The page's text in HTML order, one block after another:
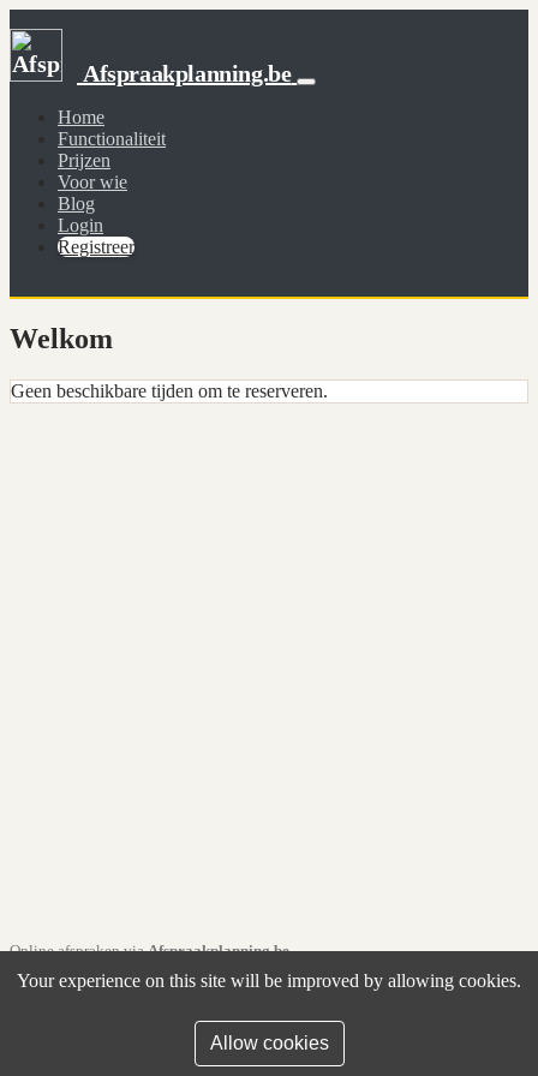
Afspraakplanning.be
Home
Functionaliteit
Prijzen
Voor wie
Blog
Login
Registreer
Welkom
Geen beschikbare tijden om te reserveren.
Online afspraken viaAfspraakplanning.be
Your experience on this site will be improved by allowing cookies.
Allow cookies